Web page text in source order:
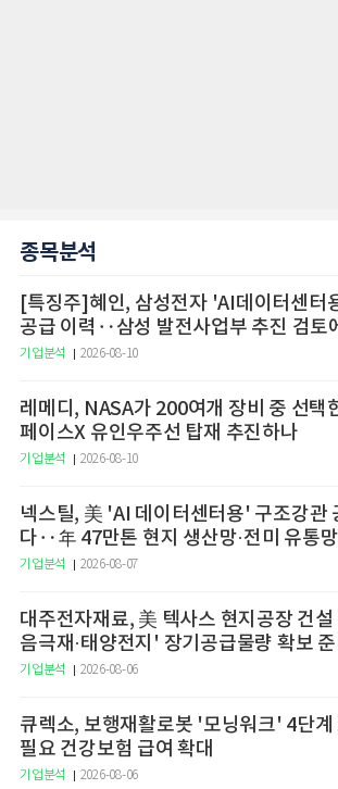
종목분석
[특징주]혜인, 삼성전자 'AI데이터센터
공급 이력‥삼성 발전사업부 추진 검토
기업분석 2026-08-10
레메디, NASA가 200여개 장비 중 선택
페이스X 유인우주선 탑재 추진하나
기업분석 2026-08-10
넥스틸, 美 'AI 데이터센터용' 구조강관
다‥年 47만톤 현지 생산망·전미 유통
기업분석 2026-08-07
대주전자재료, 美 텍사스 현지공장 건설
음극재·태양전지' 장기공급물량 확보 준
기업분석 2026-08-06
큐렉소, 보행재활로봇 '모닝워크' 4단계
필요 건강보험 급여 확대
기업분석 2026-08-06